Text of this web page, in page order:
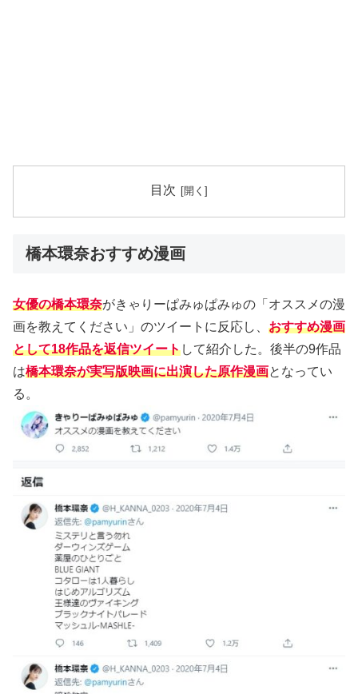
目次
橋本環奈おすすめ漫画
女優の橋本環奈がきゃりーぱみゅぱみゅの「オススメの漫
画を教えてください」のツイートに反応し、 おすすめ漫画
として18作品を返信ツイートして紹介した。後半の9作品
は橋本環奈が実写版映画に出演した原作漫画となってい
る。